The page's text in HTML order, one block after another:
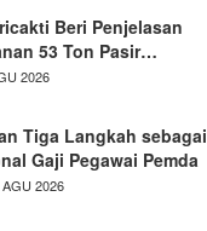
Beri Penjelasan
53 Ton Pasir…
2026
Tiga Langkah sebagai
Gaji Pegawai Pemda
2026